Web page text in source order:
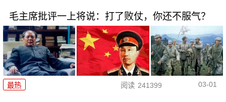
毛主席批评一上将说：打了败仗，你还不服气？
最热 阅读 241399 03-01